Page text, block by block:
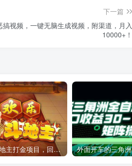
下一篇
视频，一键无脑生成视频，附渠道，月入
10000+！
腾讯欢乐斗地主打金项目，回收欢乐豆 一台电脑日收益500+